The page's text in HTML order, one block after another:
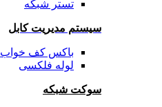
تستر شبکه
سیستم مدیریت کابل
باکس کف خواب
لوله فلکسی
سوکت شبکه